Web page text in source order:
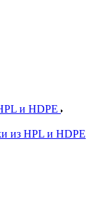
и HDPE
из HPL и HDPE